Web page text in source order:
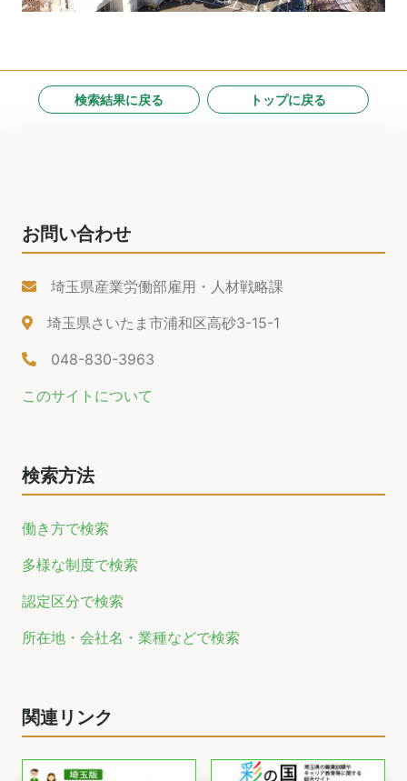
検索結果に戻る トップに戻る
お問い合わせ
埼玉県産業労働部雇用・人材戦略課
埼玉県さいたま市浦和区高砂3-15-1
048-830-3963
このサイトについて
検索方法
働き方で検索
多様な制度で検索
認定区分で検索
所在地・会社名・業種などで検索
関連リンク